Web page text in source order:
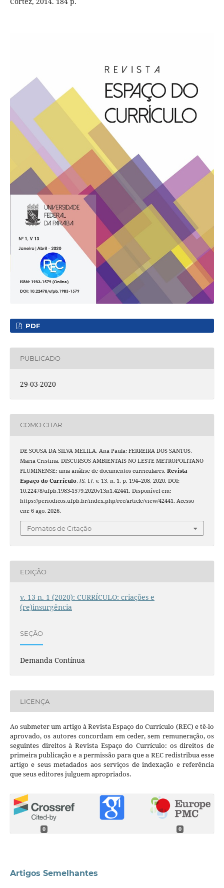
PDF
PUBLICADO
29-03-2020
COMO CITAR
DE SOUSA DA SILVA MELILA, Ana Paula; FERREIRA DOS SANTOS,
Maria Cristina. DISCURSOS AMBIENTAIS NO LESTE METROPOLITANO
FLUMINENSE: uma análise de documentos curriculares. Revista
Espaço do Currículo, [S. l.], v. 13, n. 1, p. 194–208, 2020. DOI:
10.22478/ufpb.1983-1579.2020v13n1.42441. Disponível em:
https://periodicos.ufpb.br/index.php/rec/article/view/42441. Acesso
em: 6 ago. 2026.
Fomatos de Citação
EDIÇÃO
v. 13 n. 1 (2020): CURRÍCULO: criações e
(re)insurgência
SEÇÃO
Demanda Contínua
LICENÇA
Ao submeter um artigo à Revista Espaço do Currículo (REC) e tê-lo
aprovado, os autores concordam em ceder, sem remuneração, os
seguintes direitos à Revista Espaço do Currículo: os direitos de
primeira publicação e a permissão para que a REC redistribua esse
artigo e seus metadados aos serviços de indexação e referência
que seus editores julguem apropriados.
0 0
Artigos Semelhantes